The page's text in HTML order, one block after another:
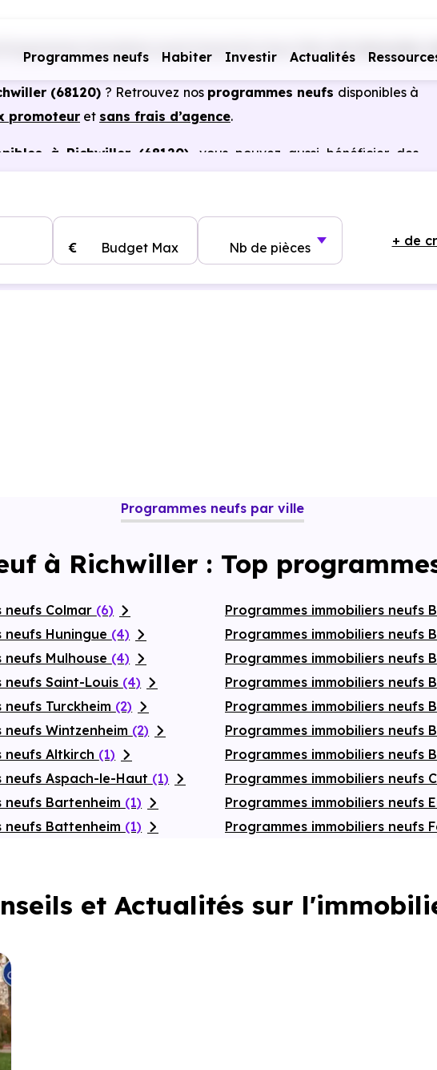
Programmes neufs Habiter Investir Actualités
Programmes immobiliers neufs Grand Est Haut-Rhin (68) Richwiller
(68120) ? Retrouvez nos programmes neufs disponibles à
promoteur et sans frais d’agence.
à Richwiller (68120) , vous pouvez aussi bénéficier des
Budget Max
€ Nb de pièces + de
Programmes neufs par ville
à Richwiller : Top
neufs Colmar (6)
neufs Huningue (4)
neufs Mulhouse (4)
neufs Saint-Louis (4)
Turckheim (2)
neufs Wintzenheim (2)
neufs Altkirch (1)
neufs Aspach-le-Haut (1)
neufs Bartenheim (1)
neufs Battenheim (1)
Programmes immobiliers neufs
Programmes immobiliers neufs
Programmes immobiliers neufs
Programmes immobiliers neufs
Programmes immobiliers neufs
Programmes immobiliers neufs
Programmes immobiliers neufs
Programmes immobiliers neufs
Programmes immobiliers neufs
Programmes immobiliers neufs
et Actualités sur